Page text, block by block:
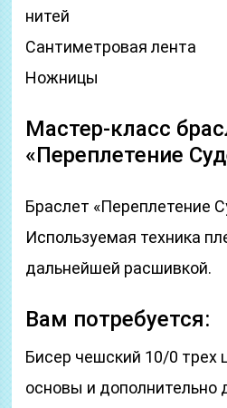
нитей
Сантиметровая лента
Ножницы
Мастер-класс
«Переплетение
Браслет «Переплетение
Используемая техника
дальнейшей расшивкой.
Вам потребуется:
Бисер чешский 10/0 трех
основы и дополнительно